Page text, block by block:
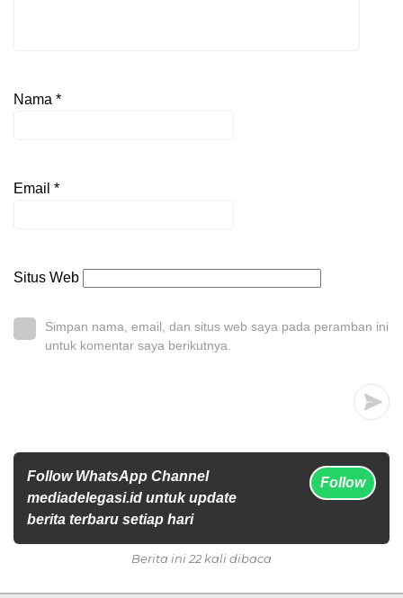
Nama *
Email *
Situs Web
Simpan nama, email, dan situs web saya pada peramban ini
untuk komentar saya berikutnya.
Follow WhatsApp Channel
mediadelegasi.id untuk update
berita terbaru setiap hari
Follow
Berita ini 22 kali dibaca